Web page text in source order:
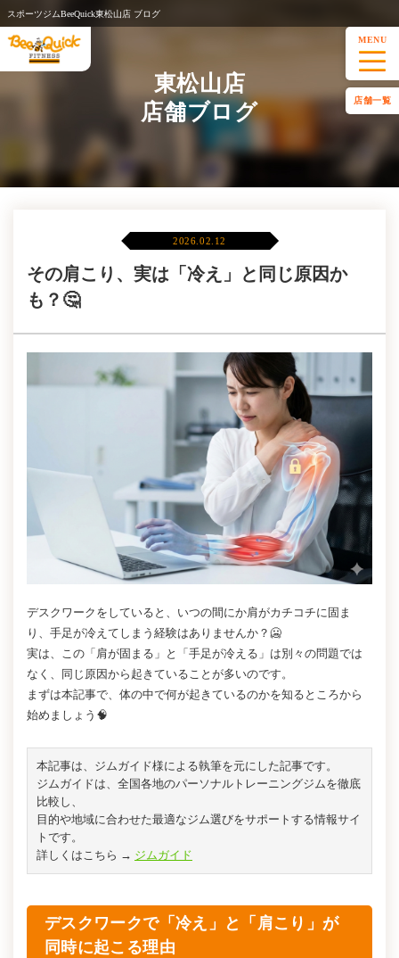
スポーツジムBeeQuick東松山店 ブログ
MENU
店舗一覧
東松山店
店舗ブログ
2026.02.12
その肩こり、実は「冷え」と同じ原因か
も？🤔
デスクワークをしていると、いつの間にか肩がカチコチに固ま
り、手足が冷えてしまう経験はありませんか？🥶
実は、この「肩が固まる」と「手足が冷える」は別々の問題では
なく、同じ原因から起きていることが多いのです。
まずは本記事で、体の中で何が起きているのかを知るところから
始めましょう🧠
本記事は、 ジムガイド様による執筆を元にした記事です。
ジムガイドは、全国各地のパーソナルトレーニングジムを徹底
比較し、
目的や地域に合わせた最適なジム選びをサポートする情報サイ
トです。
詳しくはこちら → ジムガイド
デスクワークで「冷え」と「肩こり」が
同時に起こる理由